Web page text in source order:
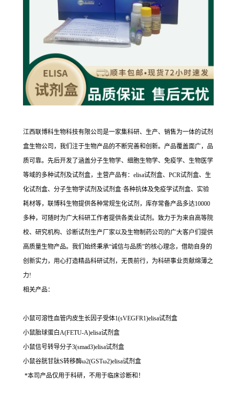
江西联博科生物科技有限公司是一家集科研、生产、销售为一体的试剂
盒生物公司，我们注于生物产品的不断完善和创新。产品覆盖面广，品
质可靠。先后开发了涵盖分子生物学、细胞生物学、免疫学、生物医学
等域的多种试剂及试剂盒，主营产品有：elisa试剂盒、PCR试剂盒、生
化试剂盒、分子生物学试剂及试剂盒·各种抗体及免疫学试剂盒、实验
耗材等，联博科生物提供各种常规生化试剂，库存常备产品多达10000
多种，可随时为广大科研工作者提供各类业试剂。致力于为来自高等院
校、研究机构、诊断试剂生产厂家以及生物制药公司的广大客户们提供
高质量生物产品。我们始终秉承“诚信与品质”的核心理念，借助自身的
创新实力，用心打造精品科研试剂，无畏前行，为科研事业贡献绵薄之
力!
相关产品：
小鼠可溶性血管内皮生长因子受体1(sVEGFR1)elisa试剂盒
小鼠胎球蛋白A(FETU-A)elisa试剂盒
小鼠信号转导分子3(smad3)elisa试剂盒
小鼠谷胱甘肽S转移酶ω2(GSTω2)elisa试剂盒
*本司产品仅用于科研，不用于临床诊断和！